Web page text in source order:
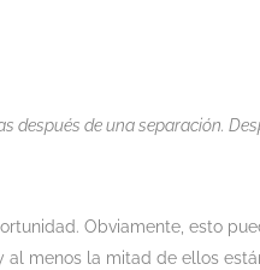
de una separación.
Obviamente, esto
al menos la mitad de ellos